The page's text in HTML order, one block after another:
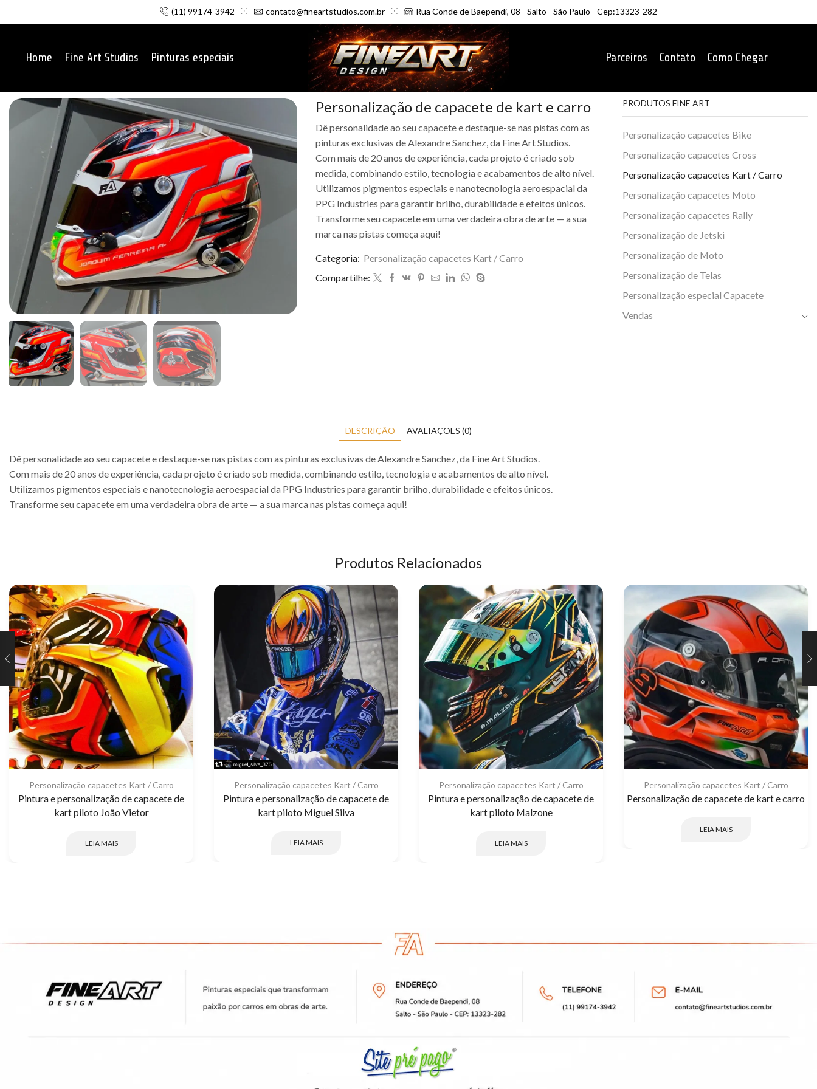
(11) 99174-3942 contato@fineartstudios.com.br Rua Conde de Baependi, 08 - Salto - São Paulo - Cep:13323-282
Home Fine Art Studios Pinturas especiais Parceiros Contato Como Chegar
Personalização de capacete de kart e carro
Dê personalidade ao seu capacete e destaque-se nas pistas com as
pinturas exclusivas de Alexandre Sanchez, da Fine Art Studios.
Com mais de 20 anos de experiência, cada projeto é criado sob
medida, combinando estilo, tecnologia e acabamentos de alto nível.
Utilizamos pigmentos especiais e nanotecnologia aeroespacial da
PPG Industries para garantir brilho, durabilidade e efeitos únicos.
Transforme seu capacete em uma verdadeira obra de arte — a sua
marca nas pistas começa aqui!
Categoria: Personalização capacetes Kart / Carro
Compartilhe:
PRODUTOS FINE ART
Personalização capacetes Bike
Personalização capacetes Cross
Personalização capacetes Kart / Carro
Personalização capacetes Moto
Personalização capacetes Rally
Personalização de Jetski
Personalização de Moto
Personalização de Telas
Personalização especial Capacete
Vendas
DESCRIÇÃO AVALIAÇÕES (0)
Dê personalidade ao seu capacete e destaque-se nas pistas com as pinturas exclusivas de Alexandre Sanchez, da Fine Art Studios.
Com mais de 20 anos de experiência, cada projeto é criado sob medida, combinando estilo, tecnologia e acabamentos de alto nível.
Utilizamos pigmentos especiais e nanotecnologia aeroespacial da PPG Industries para garantir brilho, durabilidade e efeitos únicos.
Transforme seu capacete em uma verdadeira obra de arte — a sua marca nas pistas começa aqui!
Produtos Relacionados
Personalização capacetes Kart / Carro
Pintura e personalização de capacete de
kart piloto João Vietor
LEIA MAIS
Personalização capacetes Kart / Carro
Pintura e personalização de capacete de
kart piloto Miguel Silva
LEIA MAIS
Personalização capacetes Kart / Carro
Pintura e personalização de capacete de
kart piloto Malzone
LEIA MAIS
Personalização capacetes Kart / Carro
Personalização de capacete de kart e carro
LEIA MAIS